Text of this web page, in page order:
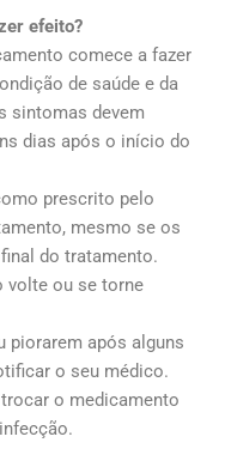
efeito?
comece a fazer
de saúde e da
sintomas devem
dias após o início do
prescrito pelo
mesmo se os
do tratamento.
volte ou se torne
piorarem após alguns
o seu médico.
o medicamento